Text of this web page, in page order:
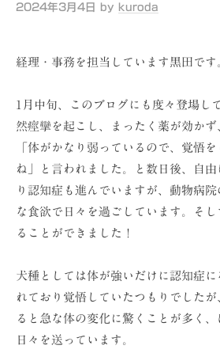
ョ
（
株
）
2024年3月4日 by kuroda
経理・事務を担当しています黒田です
1月中旬、このブログにも度々登場し
然痙攣を起こし、まったく薬が効か
「体がかなり弱っているので、覚悟
ね」と言われました。と数日後、自
り認知症も進んでいますが、動物病
な食欲で日々を過ごしています。そし
ることができました！
犬種としては体が強いだけに認知症
れており覚悟していたつもりでした
ると急な体の変化に驚くことが多く
日々を送っています。
）